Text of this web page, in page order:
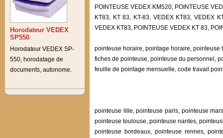
Horodateur VEDEX
SP550
Horodateur VEDEX SP-
550, horodatage de
documents, autonome.
POINTEUSE VEDEX KM520, POINTEUSE
KT83, KT 83, KT-83, VEDEX KT83, VEDEX
VEDEX KT83, POINTEUSE VEDEX KT 83,
pointeuse horaire, pointage horaire,
fiches de pointeuse, pointeuse du personnel,
feuille de pointage mensuelle, code travail
pointeuse lille, pointeuse paris, pointeuse
pointeuse toulouse, pointeuse nantes,
pointeuse bordeaux, pointeuse rennes,